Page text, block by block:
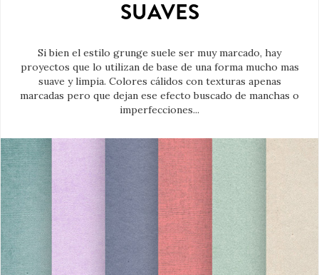
SUAVES
Si bien el estilo grunge suele ser muy marcado, hay
proyectos que lo utilizan de base de una forma mucho mas
suave y limpia. Colores cálidos con texturas apenas
marcadas pero que dejan ese efecto buscado de manchas o
imperfecciones...